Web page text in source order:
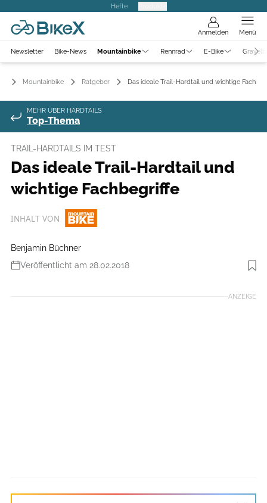
Hefte
Anmelden Menü
Newsletter Bike-News Mountainbike Rennrad E-Bike
Mountainbike Ratgeber Das ideale Trail-Hardtail und wichtige
MEHR ÜBER HARDTAILS
Top-Thema
TRAIL-HARDTAILS IM TEST
Das ideale Trail-Hardtail und
wichtige Fachbegriffe
INHALT VON
Benjamin Büchner
Veröffentlicht am 28.02.2018
Foto: Daniel Geiger
ANZEIGE